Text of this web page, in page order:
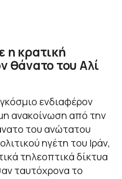
η κρατική
θάνατο του Αλί
ενδιαφέρον
ανακοίνωση από την
του ανώτατου
ηγέτη του Ιράν,
τηλεοπτικά δίκτυα
ταυτόχρονα το